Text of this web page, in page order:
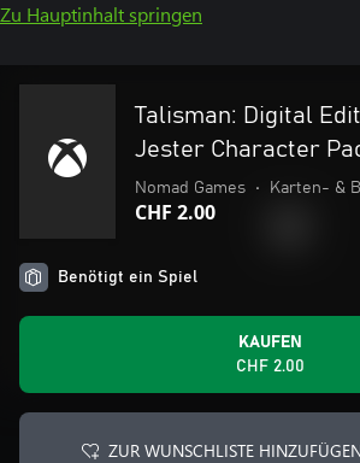
Zu Hauptinhalt springen
Talisman: Digital
Jester Character
Nomad Games • Karten- &
CHF 2.00
Benötigt ein Spiel
KAUFEN
CHF 2.00
ZUR WUNSCHLISTE